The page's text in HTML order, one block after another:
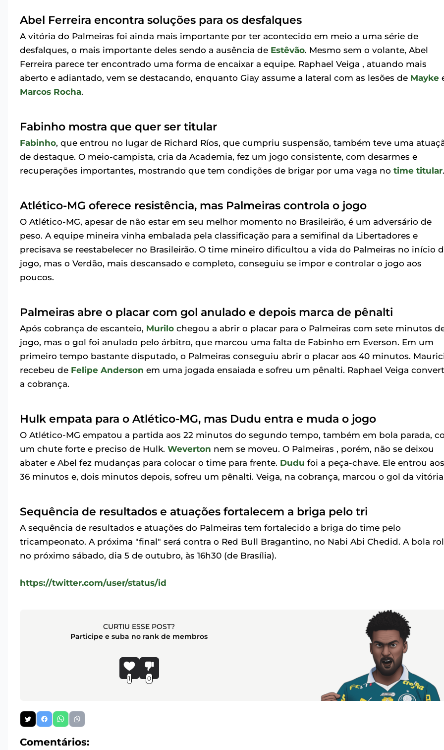
Abel Ferreira encontra soluções para os desfalques
A vitória do Palmeiras foi ainda mais importante por ter acontecido em meio a uma série de
desfalques, o mais importante deles sendo a ausência de Estêvão. Mesmo sem o volante, Abel
Ferreira parece ter encontrado uma forma de encaixar a equipe. Raphael Veiga , atuando mais
aberto e adiantado, vem se destacando, enquanto Giay assume a lateral com as lesões de Mayke
Marcos Rocha.
Fabinho mostra que quer ser titular
Fabinho, que entrou no lugar de Richard Ríos, que cumpriu suspensão, também teve uma
de destaque. O meio-campista, cria da Academia, fez um jogo consistente, com desarmes e
recuperações importantes, mostrando que tem condições de brigar por uma vaga no time titular.
Atlético-MG oferece resistência, mas Palmeiras controla o jogo
O Atlético-MG, apesar de não estar em seu melhor momento no Brasileirão, é um adversário de
peso. A equipe mineira vinha embalada pela classificação para a semifinal da Libertadores e
precisava se reestabelecer no Brasileirão. O time mineiro dificultou a vida do Palmeiras no início
jogo, mas o Verdão, mais descansado e completo, conseguiu se impor e controlar o jogo aos
poucos.
Palmeiras abre o placar com gol anulado e depois marca de pênalti
Após cobrança de escanteio, Murilo chegou a abrir o placar para o Palmeiras com sete minutos
jogo, mas o gol foi anulado pelo árbitro, que marcou uma falta de Fabinho em Everson. Em um
primeiro tempo bastante disputado, o Palmeiras conseguiu abrir o placar aos 40 minutos.
recebeu de Felipe Anderson em uma jogada ensaiada e sofreu um pênalti. Raphael Veiga
a cobrança.
Hulk empata para o Atlético-MG, mas Dudu entra e muda o jogo
O Atlético-MG empatou a partida aos 22 minutos do segundo tempo, também em bola parada,
um chute forte e preciso de Hulk. Weverton nem se moveu. O Palmeiras , porém, não se deixou
abater e Abel fez mudanças para colocar o time para frente. Dudu foi a peça-chave. Ele entrou aos
36 minutos e, dois minutos depois, sofreu um pênalti. Veiga, na cobrança, marcou o gol da
Sequência de resultados e atuações fortalecem a briga pelo tri
A sequência de resultados e atuações do Palmeiras tem fortalecido a briga do time pelo
tricampeonato. A próxima "final" será contra o Red Bull Bragantino, no Nabi Abi Chedid. A bola
no próximo sábado, dia 5 de outubro, às 16h30 (de Brasília).
https://twitter.com/user/status/id
CURTIU ESSE POST?
Participe e suba no rank de membros
1 0
Comentários: